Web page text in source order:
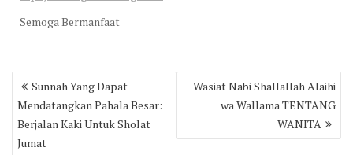
Semoga Bermanfaat
Post
navigation
Sunnah Yang Dapat
Mendatangkan Pahala Besar:
Berjalan Kaki Untuk Sholat
Jumat
Wasiat Nabi Shallallah Alaihi
wa Wallama TENTANG
WANITA